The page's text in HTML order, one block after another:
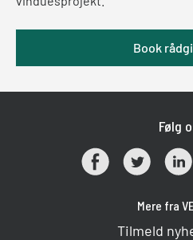
Book
Følg
Mere fra
Tilmeld